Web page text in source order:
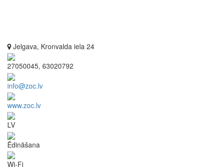
Jelgava, Kronvalda iela 24
27050045, 63020792
info@zoc.lv
www.zoc.lv
LV
Ēdināšana
Wi-Fi